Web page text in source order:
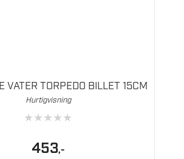
VATER TORPEDO BILLET 15CM
Hurtigvisning
★★★★★
453,-